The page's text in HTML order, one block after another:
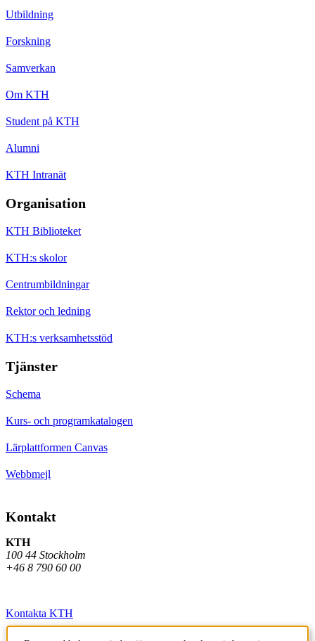
Utbildning
Forskning
Samverkan
Om KTH
Student på KTH
Alumni
KTH Intranät
Organisation
KTH Biblioteket
KTH:s skolor
Centrumbildningar
Rektor och ledning
KTH:s verksamhetsstöd
Tjänster
Schema
Kurs- och programkatalogen
Lärplattformen Canvas
Webbmejl
Kontakt
KTH
100 44 Stockholm
+46 8 790 60 00
Kontakta KTH